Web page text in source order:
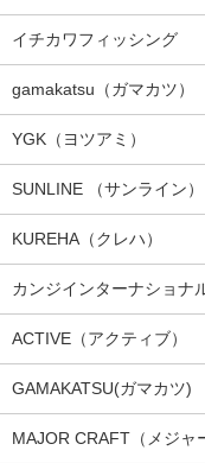
イチカワフィッシング
gamakatsu（ガマカツ）
YGK（ヨツアミ）
SUNLINE （サンライン）
KUREHA（クレハ）
カンジインターナショナ
ACTIVE（アクティブ）
GAMAKATSU(ガマカツ)
MAJOR CRAFT（メジャ